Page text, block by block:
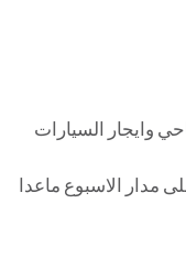
وايجار السيارات
مدار الاسبوع ماعدا